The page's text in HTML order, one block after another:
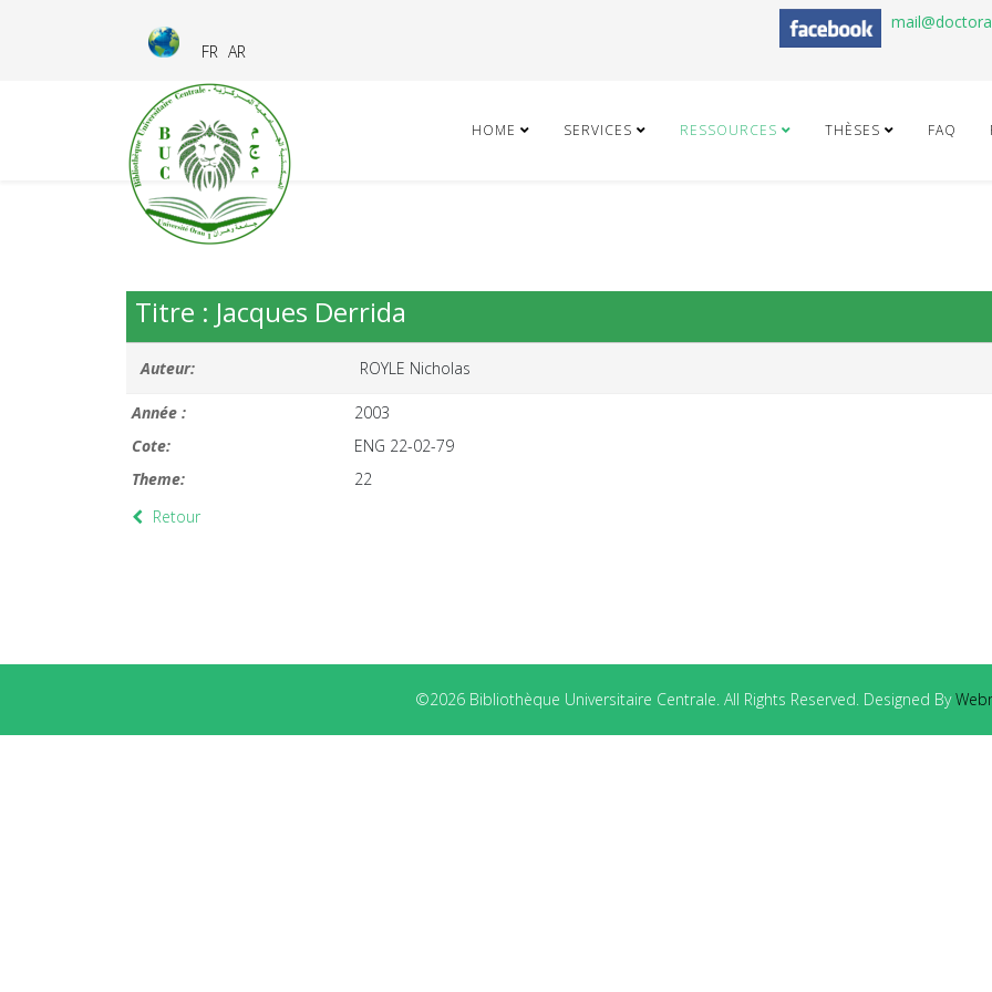
FR AR
HOME SERVICES RESSOURCES THÈSES FAQ
Titre : Jacques Derrida
Auteur: ROYLE Nicholas
Année :
2003
Cote:
ENG 22-02-79
Theme:
22
Retour
©2026 Bibliothèque Universitaire Centrale. All Rights Reserved. Designed By